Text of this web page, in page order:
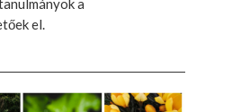
el.